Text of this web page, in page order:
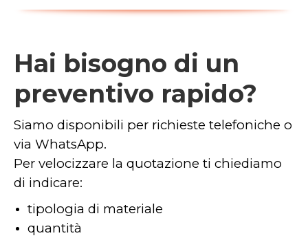
Hai bisogno di un
preventivo rapido?
Siamo disponibili per richieste telefoniche o
via WhatsApp.
Per velocizzare la quotazione ti chiediamo
di indicare:
tipologia di materiale
quantità